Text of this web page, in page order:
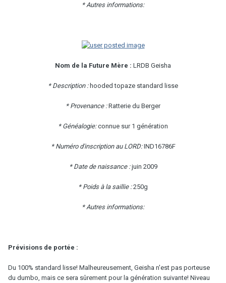
* Autres informations:
Nom de la Future Mère : LRDB Geisha
* Description : hooded topaze standard lisse
* Provenance :Ratterie du Berger
* Généalogie:connue sur 1 génération
* Numéro d'inscription au LORD:IND16786F
* Date de naissance :juin 2009
* Poids à la saillie :250g
* Autres informations:
Prévisions de portée :
Du 100% standard lisse! Malheureusement, Geisha n'est pas porteuse
du dumbo, mais ce sera sûrement pour la génération suivante! Niveau